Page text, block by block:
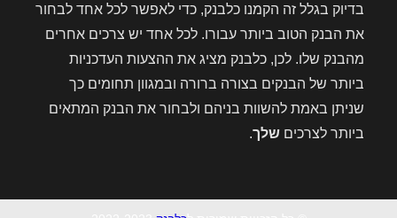
בדיוק בגלל זה הקמנו כלבנק, כדי לאפשר לכל אחד לבחור
את הבנק הטוב ביותר עבורו. לכל אחד יש צרכים אחרים
מהבנק שלו. לכן, כלבנק מציג את ההצעות העדכניות
ביותר של הבנקים בצורה ברורה ובמגוון תחומים כך
שניתן באמת להשוות בניהם ולבחור את הבנק המתאים
ביותר לצרכיםשלך.